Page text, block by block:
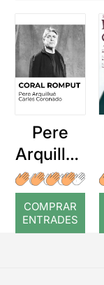
Pere
Arquillué
: Coral
romput
COMPRAR
ENTRADES